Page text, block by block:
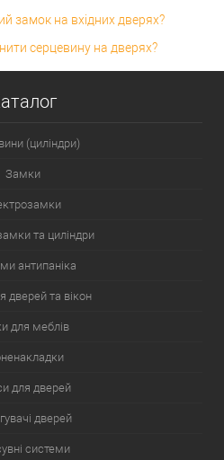
замок на вхідних дверях?
серцевину на дверях?
(циліндри)
Замки
та циліндри
антипаніка
дверей та вікон
для меблів
для дверей
дверей
системи